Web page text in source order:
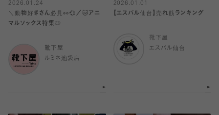
2026.01.24
＼動物好きさん必見👀💞／🐱アニ
マルソックス特集🐶
靴下屋
ルミネ池袋店
2026.01.01
【エスパル仙台】売れ筋ランキング
靴下屋
エスパル仙台